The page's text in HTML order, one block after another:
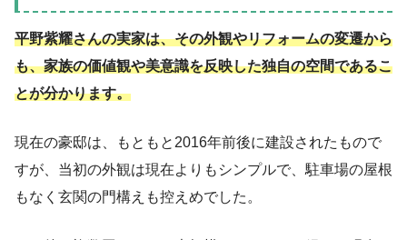
平野紫耀さんの実家は、その外観やリフォームの変遷から
も、家族の価値観や美意識を反映した独自の空間であるこ
とが分かります。
現在の豪邸は、もともと2016年前後に建設されたもので
すが、当初の外観は現在よりもシンプルで、駐車場の屋根
もなく玄関の門構えも控えめでした。